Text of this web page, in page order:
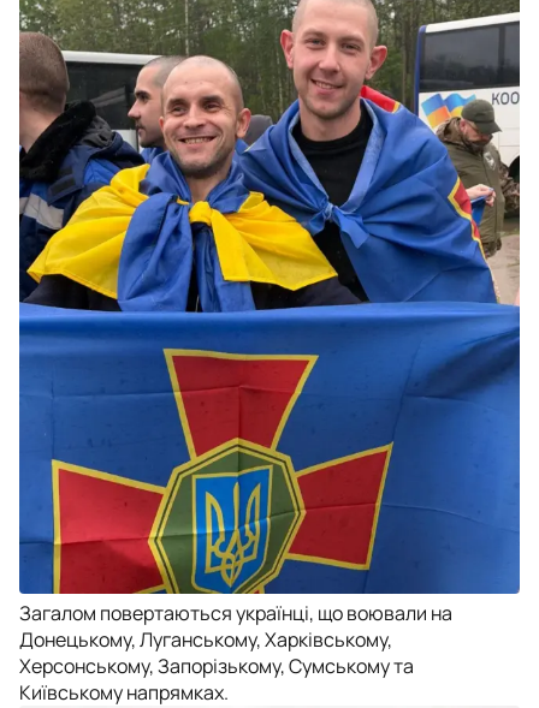
Загалом повертаються українці, що воювали на
Донецькому, Луганському, Харківському,
Херсонському, Запорізькому, Сумському та
Київському напрямках.